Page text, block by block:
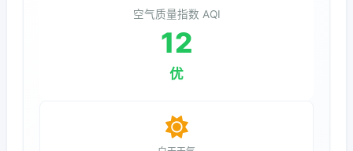
空气质量指数 AQI
12
优